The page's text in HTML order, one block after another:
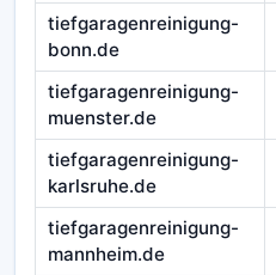
tiefgaragenreinigung-
bonn.de
tiefgaragenreinigung-
muenster.de
tiefgaragenreinigung-
karlsruhe.de
tiefgaragenreinigung-
mannheim.de